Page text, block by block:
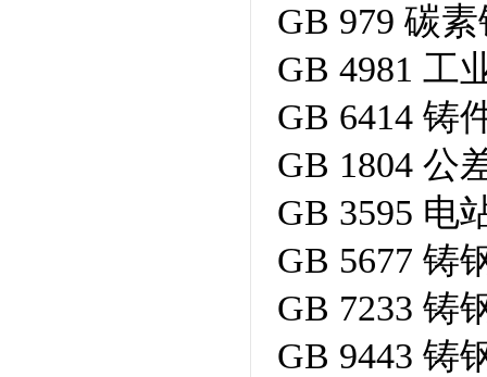
GB 979 碳
GB 4981 工
GB 6414 铸
GB 1804 公
GB 3595 电
GB 5677 铸
GB 7233 铸
GB 9443 铸